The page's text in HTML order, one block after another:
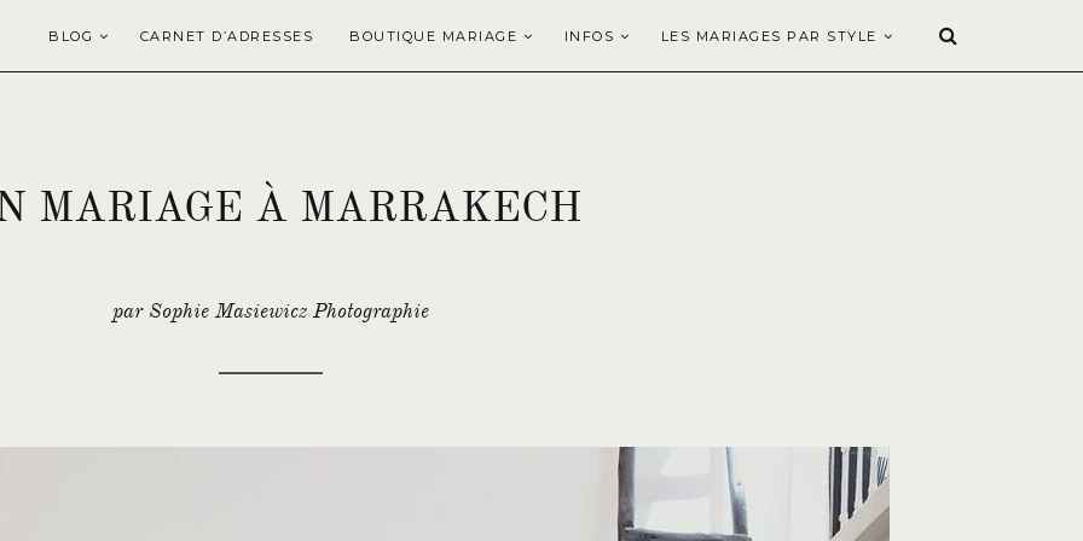
BLOG CARNET D’ADRESSES BOUTIQUE MARIAGE INFOS LES MARIAGES PAR STYLE
MARIAGE À MARRAKECH
par Sophie Masiewicz Photographie